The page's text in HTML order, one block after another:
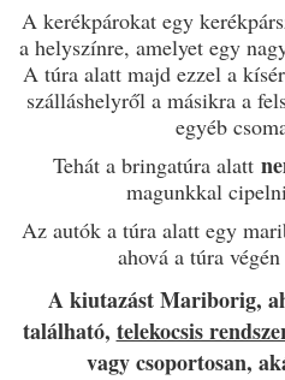
A kerékpárokat egy
a helyszínre, amelyet egy
A túra alatt majd ezzel a
szálláshelyről a másikra a
egyéb
Tehát a bringatúra alatt
magunkkal
Az autók a túra alatt egy
ahová a túra
A kiutazást Mariborig,
található, telekocsis
vagy csoportosan,